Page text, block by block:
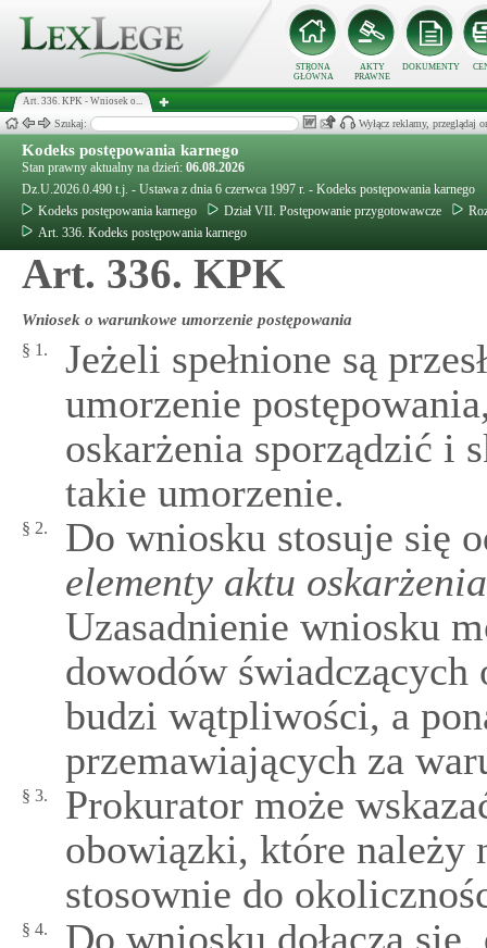
STRONA
GŁÓWNA
AKTY
PRAWNE
DOKUMENTY
Art. 336. KPK - Wniosek o...
Szukaj: Wyłącz reklamy, przeglądaj
Kodeks postępowania karnego
Stan prawny aktualny na dzień: 06.08.2026
Dz.U.2026.0.490 t.j. - Ustawa z dnia 6 czerwca 1997 r. - Kodeks postępowania karnego
Kodeks postępowania karnego
Dział VII. Postępowanie przygotowawcze
Art. 336. Kodeks postępowania karnego
Art. 336. KPK
Wniosek o warunkowe umorzenie postępowania
§ 1.
Jeżeli spełnione są
umorzenie
oskarżenia sporządzić i
takie umorzenie.
§ 2.
Do wniosku stosuje się
elementy aktu oskarżenia
Uzasadnienie wniosku
dowodów
budzi wątpliwości, a
przemawiających za
§ 3.
Prokurator może
obowiązki, które należy
stosownie do
§ 4.
Do wniosku dołącza